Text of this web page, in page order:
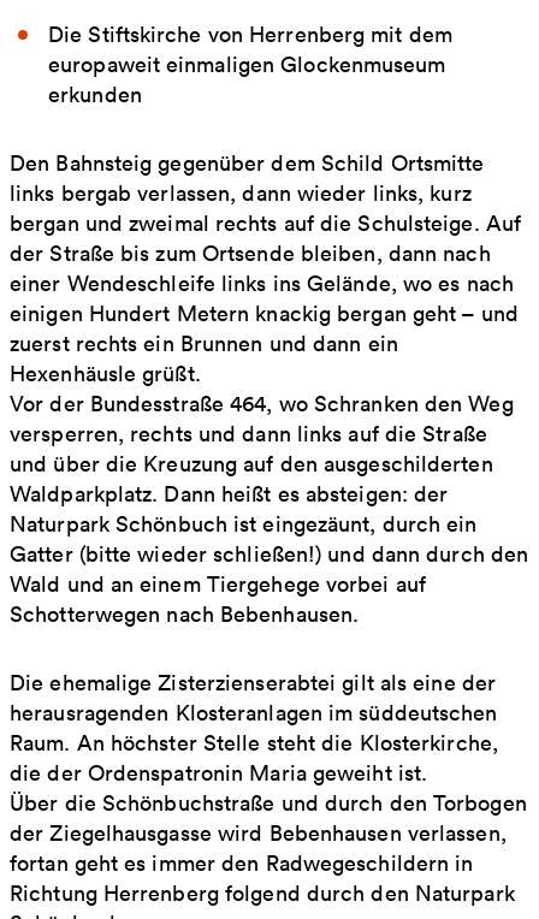
Die Stiftskirche von Herrenberg mit dem
europaweit einmaligen Glockenmuseum
erkunden
Den Bahnsteig gegenüber dem Schild Ortsmitte
links bergab verlassen, dann wieder links, kurz
bergan und zweimal rechts auf die Schulsteige. Auf
der Straße bis zum Ortsende bleiben, dann nach
einer Wendeschleife links ins Gelände, wo es nach
einigen Hundert Metern knackig bergan geht – und
zuerst rechts ein Brunnen und dann ein
Hexenhäusle grüßt.
Vor der Bundesstraße 464, wo Schranken den Weg
versperren, rechts und dann links auf die Straße
und über die Kreuzung auf den ausgeschilderten
Waldparkplatz. Dann heißt es absteigen: der
Naturpark Schönbuch ist eingezäunt, durch ein
Gatter (bitte wieder schließen!) und dann durch den
Wald und an einem Tiergehege vorbei auf
Schotterwegen nach Bebenhausen.
Die ehemalige Zisterzienserabtei gilt als eine der
herausragenden Klosteranlagen im süddeutschen
Raum. An höchster Stelle steht die Klosterkirche,
die der Ordenspatronin Maria geweiht ist.
Über die Schönbuchstraße und durch den Torbogen
der Ziegelhausgasse wird Bebenhausen verlassen,
fortan geht es immer den Radwegeschildern in
Richtung Herrenberg folgend durch den Naturpark